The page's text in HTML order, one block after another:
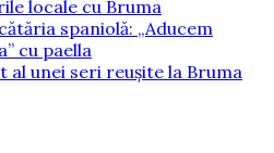
locale cu Bruma
spaniolă: „Aducem
cu paella
al unei seri reușite la Bruma